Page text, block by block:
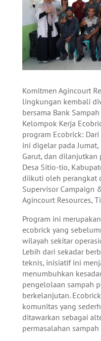
Komitmen Agincourt
lingkungan kembali
bersama Bank
Kelompok Kerja
program Ecobrick:
ini digelar pada
Garut, dan dilanjutkan
Desa Sitio-tio,
diikuti oleh perangkat
Supervisor Campaign
Agincourt Resources,
Program ini
ecobrick yang
wilayah sekitar
Lebih dari sekadar
teknis, inisiatif ini
menumbuhkan
pengelolaan sampah
berkelanjutan.
komunitas yang
ditawarkan sebagai
permasalahan